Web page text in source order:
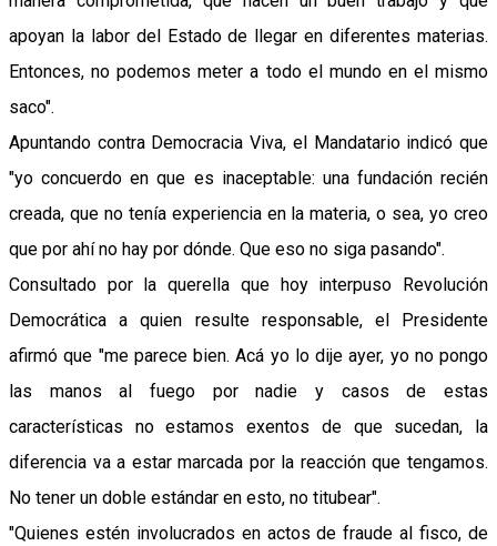
apoyan la labor del Estado de llegar en diferentes materias.
Entonces, no podemos meter a todo el mundo en el mismo
saco".
Apuntando contra Democracia Viva, el Mandatario indicó que
"yo concuerdo en que es inaceptable: una fundación recién
creada, que no tenía experiencia en la materia, o sea, yo creo
que por ahí no hay por dónde. Que eso no siga pasando".
Consultado por la querella que hoy interpuso Revolución
Democrática a quien resulte responsable, el Presidente
afirmó que "me parece bien. Acá yo lo dije ayer, yo no pongo
las manos al fuego por nadie y casos de estas
características no estamos exentos de que sucedan, la
diferencia va a estar marcada por la reacción que tengamos.
No tener un doble estándar en esto, no titubear".
"Quienes estén involucrados en actos de fraude al fisco, de